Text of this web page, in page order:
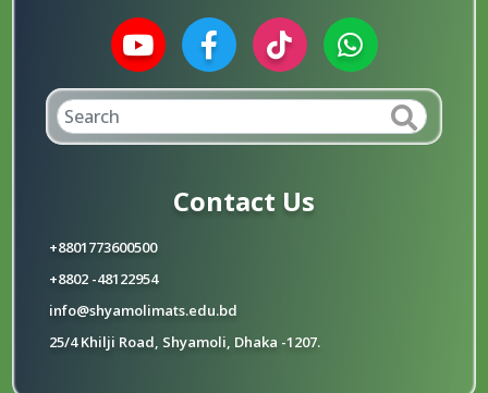
Contact Us
+8801773600500
+8802 -48122954
info@shyamolimats.edu.bd
25/4 Khilji Road, Shyamoli, Dhaka -1207.